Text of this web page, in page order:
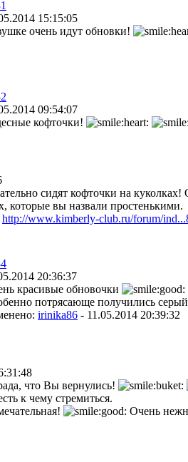
15:15:05
очень идут обновки!
09:54:07
кофточки!
сидят кофточки на
которые вы назвали простенькими.
http://www.kimberly-club.ru/forum/
20:36:37
красивые обновочки
потрясающе получились
irinika86 - 11.05.2014 20:39:32
что Вы вернулись!
к чему стремиться.
Очень